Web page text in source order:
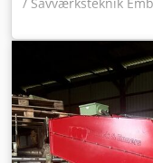
/ Savværksteknik
Til salg udbydes en
til automatiseret
Linjen er velegnet til
økonomisk
data * Trælængder:
savet træ * Stand: